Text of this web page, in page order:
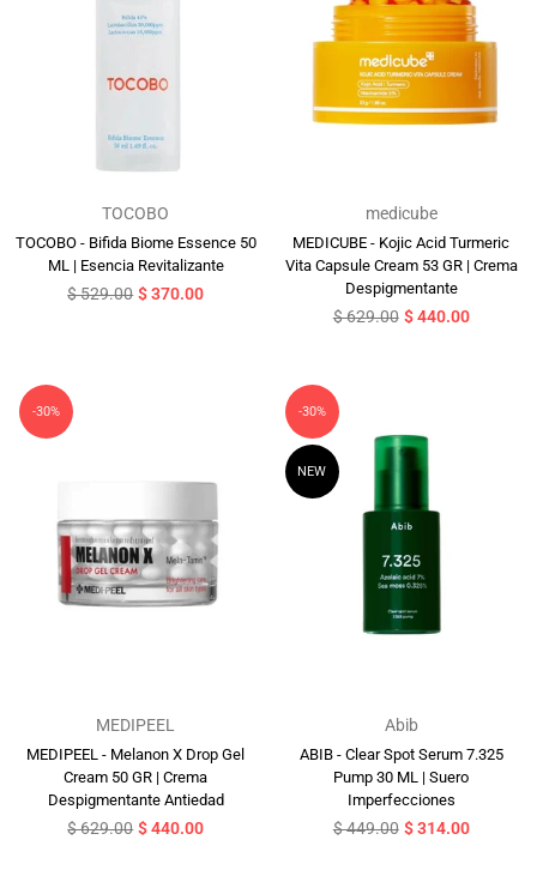
TOCOBO
TOCOBO - Bifida Biome Essence 50
ML | Esencia Revitalizante
Precio
$ 529.00 $ 370.00
medicube
MEDICUBE - Kojic Acid Turmeric
Vita Capsule Cream 53 GR | Crema
Despigmentante
Precio
$ 629.00 $ 440.00
-30%
MEDIPEEL
MEDIPEEL - Melanon X Drop Gel
Cream 50 GR | Crema
Despigmentante Antiedad
Precio
$ 629.00 $ 440.00
-30%
NEW
Abib
ABIB - Clear Spot Serum 7.325
Pump 30 ML | Suero
Imperfecciones
Precio
$ 449.00 $ 314.00